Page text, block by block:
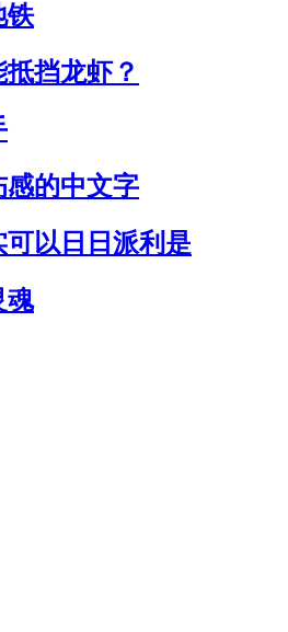
铁
挡龙虾？
感的中文字
以日日派利是
魂